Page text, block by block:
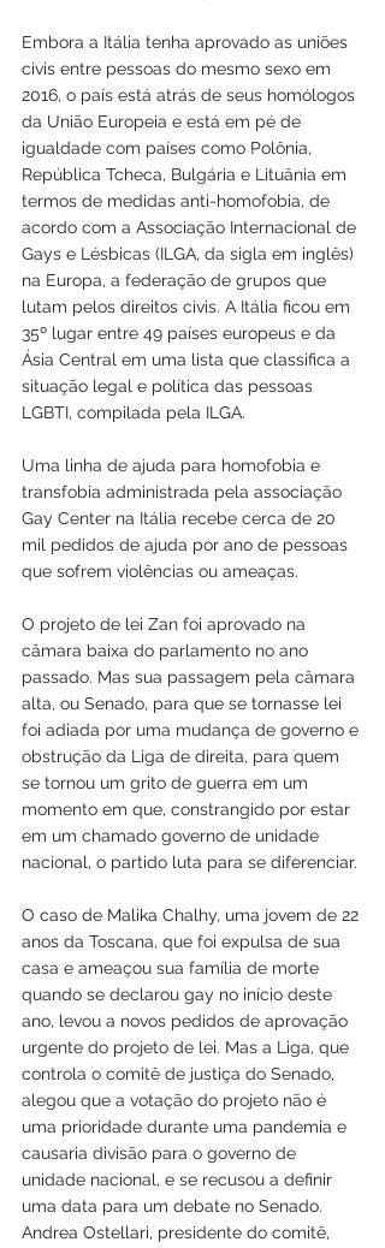
Embora a Itália tenha aprovado as uniões
civis entre pessoas do mesmo sexo em
2016, o país está atrás de seus homólogos
da União Europeia e está em pé de
igualdade com países como Polônia,
República Tcheca, Bulgária e Lituânia em
termos de medidas anti-homofobia, de
acordo com a Associação Internacional de
Gays e Lésbicas (ILGA, da sigla em inglês)
na Europa, a federação de grupos que
lutam pelos direitos civis. A Itália ficou em
35º lugar entre 49 países europeus e da
Ásia Central em uma lista que classifica a
situação legal e política das pessoas
LGBTI, compilada pela ILGA.
Uma linha de ajuda para homofobia e
transfobia administrada pela associação
Gay Center na Itália recebe cerca de 20
mil pedidos de ajuda por ano de pessoas
que sofrem violências ou ameaças.
O projeto de lei Zan foi aprovado na
câmara baixa do parlamento no ano
passado. Mas sua passagem pela câmara
alta, ou Senado, para que se tornasse lei
foi adiada por uma mudança de governo e
obstrução da Liga de direita, para quem
se tornou um grito de guerra em um
momento em que, constrangido por estar
em um chamado governo de unidade
nacional, o partido luta para se diferenciar.
O caso de Malika Chalhy, uma jovem de 22
anos da Toscana, que foi expulsa de sua
casa e ameaçou sua família de morte
quando se declarou gay no início deste
ano, levou a novos pedidos de aprovação
urgente do projeto de lei. Mas a Liga, que
controla o comitê de justiça do Senado,
alegou que a votação do projeto não é
uma prioridade durante uma pandemia e
causaria divisão para o governo de
unidade nacional, e se recusou a definir
uma data para um debate no Senado.
Andrea Ostellari, presidente do comitê,